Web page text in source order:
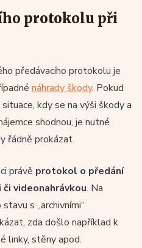
protokolu při
předávacího protokolu je
náhrady škody. Pokud
kdy se na výši škody a
shodnou, je nutné
řádně prokázat.
právě protokol o předání
videonahrávkou. Na
s „archivními“
zda došlo například k
linky, stěny apod.